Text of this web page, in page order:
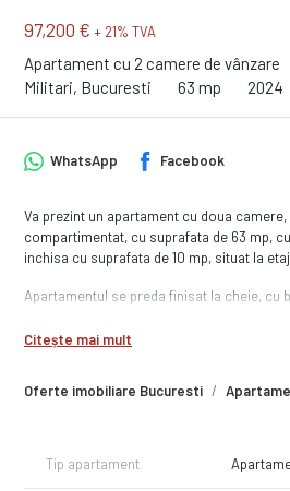
97,200 € + 21% TVA
Apartament cu 2 camere de vânzare
Militari, Bucuresti
63 mp 2024
Oferte imobiliare Bucuresti
WhatsApp Facebook
Va prezint un apartament cu doua
compartimentat, cu suprafata de 63 mp,
inchisa cu suprafata de 10 mp, situat la
Apartamentul se preda finisat la cheie, cu
de buna calitate, executate cu atentie la
Termenul de finalizare al constructiei este
Zona in care se afla imobilul este una
Citește mai mult
Tip apartament